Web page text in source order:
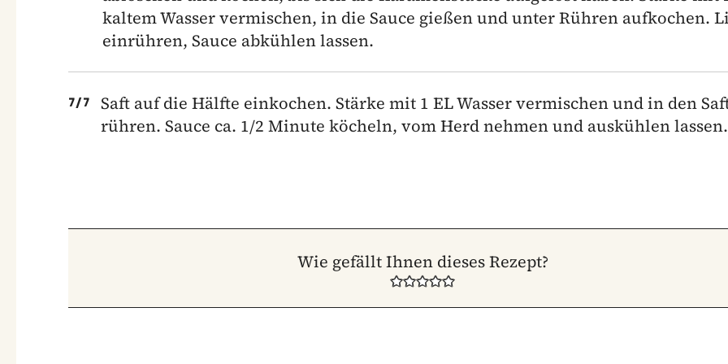
kaltem Wasser vermischen, in die Sauce gießen und unter Rühren aufkochen.
einrühren, Sauce abkühlen lassen.
7/7
Saft auf die Hälfte einkochen. Stärke mit 1 EL Wasser vermischen und in den
rühren. Sauce ca. 1/2 Minute köcheln, vom Herd nehmen und auskühlen lassen.
Wie gefällt Ihnen dieses Rezept?